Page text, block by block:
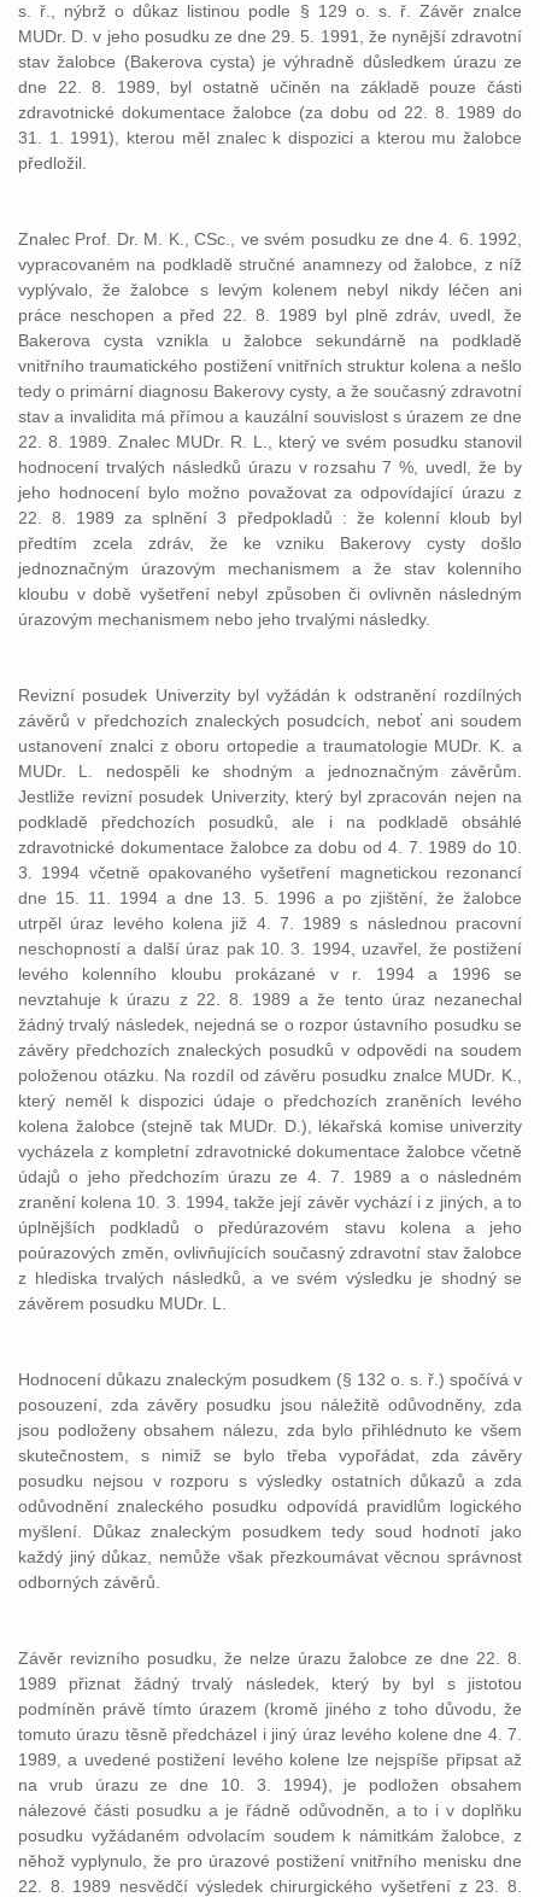
s. ř., nýbrž o důkaz listinou podle § 129 o. s. ř. Závěr znalce
MUDr. D. v jeho posudku ze dne 29. 5. 1991, že nynější zdravotní
stav žalobce (Bakerova cysta) je výhradně důsledkem úrazu ze
dne 22. 8. 1989, byl ostatně učiněn na základě pouze části
zdravotnické dokumentace žalobce (za dobu od 22. 8. 1989 do
31. 1. 1991), kterou měl znalec k dispozici a kterou mu žalobce
předložil.
Znalec Prof. Dr. M. K., CSc., ve svém posudku ze dne 4. 6. 1992,
vypracovaném na podkladě stručné anamnezy od žalobce, z níž
vyplývalo, že žalobce s levým kolenem nebyl nikdy léčen ani
práce neschopen a před 22. 8. 1989 byl plně zdráv, uvedl, že
Bakerova cysta vznikla u žalobce sekundárně na podkladě
vnitřního traumatického postižení vnitřních struktur kolena a nešlo
tedy o primární diagnosu Bakerovy cysty, a že současný zdravotní
stav a invalidita má přímou a kauzální souvislost s úrazem ze dne
22. 8. 1989. Znalec MUDr. R. L., který ve svém posudku stanovil
hodnocení trvalých následků úrazu v rozsahu 7 %, uvedl, že by
jeho hodnocení bylo možno považovat za odpovídající úrazu z
22. 8. 1989 za splnění 3 předpokladů : že kolenní kloub byl
předtím zcela zdráv, že ke vzniku Bakerovy cysty došlo
jednoznačným úrazovým mechanismem a že stav kolenního
kloubu v době vyšetření nebyl způsoben či ovlivněn následným
úrazovým mechanismem nebo jeho trvalými následky.
Revizní posudek Univerzity byl vyžádán k odstranění rozdílných
závěrů v předchozích znaleckých posudcích, neboť ani soudem
ustanovení znalci z oboru ortopedie a traumatologie MUDr. K. a
MUDr. L. nedospěli ke shodným a jednoznačným závěrům.
Jestliže revizní posudek Univerzity, který byl zpracován nejen na
podkladě předchozích posudků, ale i na podkladě obsáhlé
zdravotnické dokumentace žalobce za dobu od 4. 7. 1989 do 10.
3. 1994 včetně opakovaného vyšetření magnetickou rezonancí
dne 15. 11. 1994 a dne 13. 5. 1996 a po zjištění, že žalobce
utrpěl úraz levého kolena již 4. 7. 1989 s následnou pracovní
neschopností a další úraz pak 10. 3. 1994, uzavřel, že postižení
levého kolenního kloubu prokázané v r. 1994 a 1996 se
nevztahuje k úrazu z 22. 8. 1989 a že tento úraz nezanechal
žádný trvalý následek, nejedná se o rozpor ústavního posudku se
závěry předchozích znaleckých posudků v odpovědi na soudem
položenou otázku. Na rozdíl od závěru posudku znalce MUDr. K.,
který neměl k dispozici údaje o předchozích zraněních levého
kolena žalobce (stejně tak MUDr. D.), lékařská komise univerzity
vycházela z kompletní zdravotnické dokumentace žalobce včetně
údajů o jeho předchozím úrazu ze 4. 7. 1989 a o následném
zranění kolena 10. 3. 1994, takže její závěr vychází i z jiných, a to
úplnějších podkladů o předúrazovém stavu kolena a jeho
poúrazových změn, ovlivňujících současný zdravotní stav žalobce
z hlediska trvalých následků, a ve svém výsledku je shodný se
závěrem posudku MUDr. L.
Hodnocení důkazu znaleckým posudkem (§ 132 o. s. ř.) spočívá v
posouzení, zda závěry posudku jsou náležitě odůvodněny, zda
jsou podloženy obsahem nálezu, zda bylo přihlédnuto ke všem
skutečnostem, s nimiž se bylo třeba vypořádat, zda závěry
posudku nejsou v rozporu s výsledky ostatních důkazů a zda
odůvodnění znaleckého posudku odpovídá pravidlům logického
myšlení. Důkaz znaleckým posudkem tedy soud hodnotí jako
každý jiný důkaz, nemůže však přezkoumávat věcnou správnost
odborných závěrů.
Závěr revizního posudku, že nelze úrazu žalobce ze dne 22. 8.
1989 přiznat žádný trvalý následek, který by byl s jistotou
podmíněn právě tímto úrazem (kromě jiného z toho důvodu, že
tomuto úrazu těsně předcházel i jiný úraz levého kolene dne 4. 7.
1989, a uvedené postižení levého kolene lze nejspíše připsat až
na vrub úrazu ze dne 10. 3. 1994), je podložen obsahem
nálezové části posudku a je řádně odůvodněn, a to i v doplňku
posudku vyžádaném odvolacím soudem k námitkám žalobce, z
něhož vyplynulo, že pro úrazové postižení vnitřního menisku dne
22. 8. 1989 nesvědčí výsledek chirurgického vyšetření z 23. 8.